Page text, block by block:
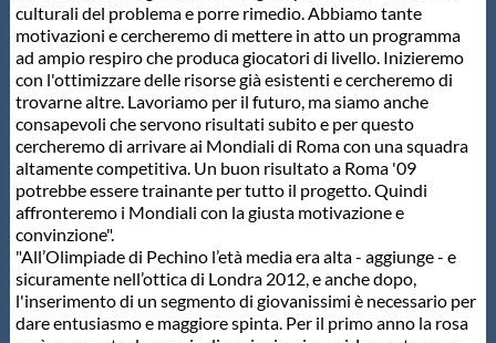
culturali del problema e porre rimedio. Abbiamo tante
motivazioni e cercheremo di mettere in atto un programma
ad ampio respiro che produca giocatori di livello. Inizieremo
con l'ottimizzare delle risorse già esistenti e cercheremo di
trovarne altre. Lavoriamo per il futuro, ma siamo anche
consapevoli che servono risultati subito e per questo
cercheremo di arrivare ai Mondiali di Roma con una squadra
altamente competitiva. Un buon risultato a Roma '09
potrebbe essere trainante per tutto il progetto. Quindi
affronteremo i Mondiali con la giusta motivazione e
convinzione".
"All’Olimpiade di Pechino l’età media era alta - aggiunge - e
sicuramente nell’ottica di Londra 2012, e anche dopo,
l'inserimento di un segmento di giovanissimi è necessario per
dare entusiasmo e maggiore spinta. Per il primo anno la rosa